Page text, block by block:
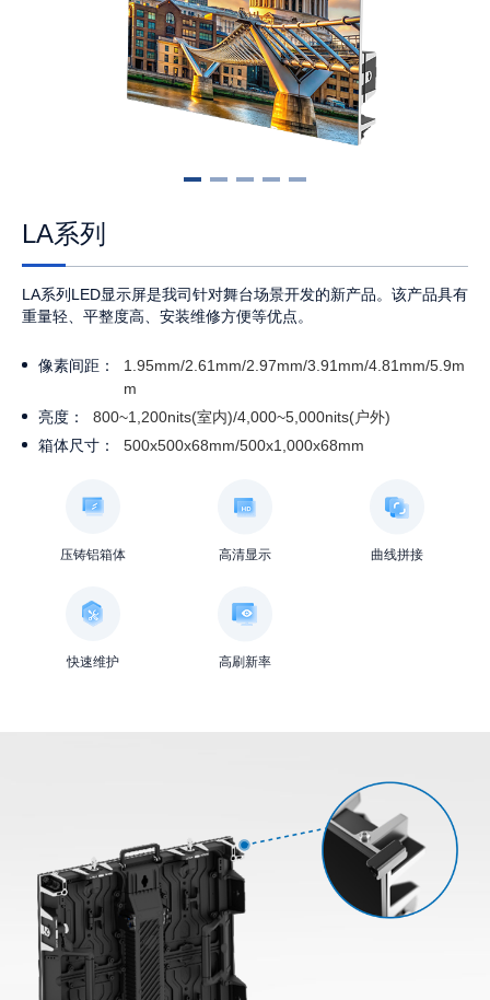
LA系列
LA系列LED显示屏是我司针对舞台场景开发的新产品。该产品具有
重量轻、平整度高、安装维修方便等优点。
像素间距：
1.95mm/2.61mm/2.97mm/3.91mm/4.81mm/5.9m
m
亮度：
800~1,200nits(室内)/4,000~5,000nits(户外)
箱体尺寸：
500x500x68mm/500x1,000x68mm
压铸铝箱体 高清显示 曲线拼接
快速维护 高刷新率